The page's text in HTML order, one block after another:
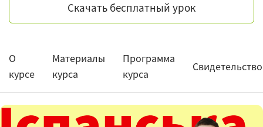
Скачать бесплатный урок
О
курсе
Материалы
курса
Программа
курса
Свидетельство